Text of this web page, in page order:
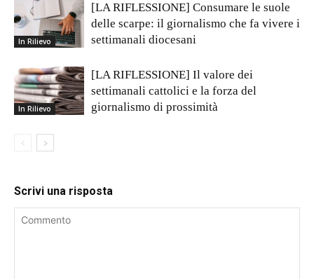
In Rilievo
[LA RIFLESSIONE] Consumare le suole
delle scarpe: il giornalismo che fa vivere i
settimanali diocesani
In Rilievo
[LA RIFLESSIONE] Il valore dei
settimanali cattolici e la forza del
giornalismo di prossimità
Scrivi una risposta